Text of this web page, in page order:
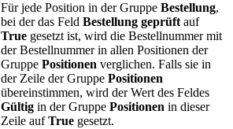
Für jede Position in der Gruppe Bestellung,
bei der das Feld Bestellung geprüft auf
True gesetzt ist, wird die Bestellnummer mit
der Bestellnummer in allen Positionen der
Gruppe Positionen verglichen. Falls sie in
der Zeile der Gruppe Positionen
übereinstimmen, wird der Wert des Feldes
Gültig in der Gruppe Positionen in dieser
Zeile aufTrue gesetzt.